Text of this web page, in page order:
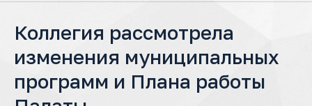
Коллегия рассмотрела
изменения муниципальных
программ и Плана работы